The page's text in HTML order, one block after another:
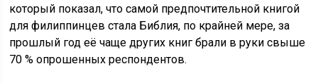
который показал, что самой предпочтительной книгой
для филиппинцев стала Библия, по крайней мере, за
прошлый год её чаще других книг брали в руки свыше
70 % опрошенных респондентов.